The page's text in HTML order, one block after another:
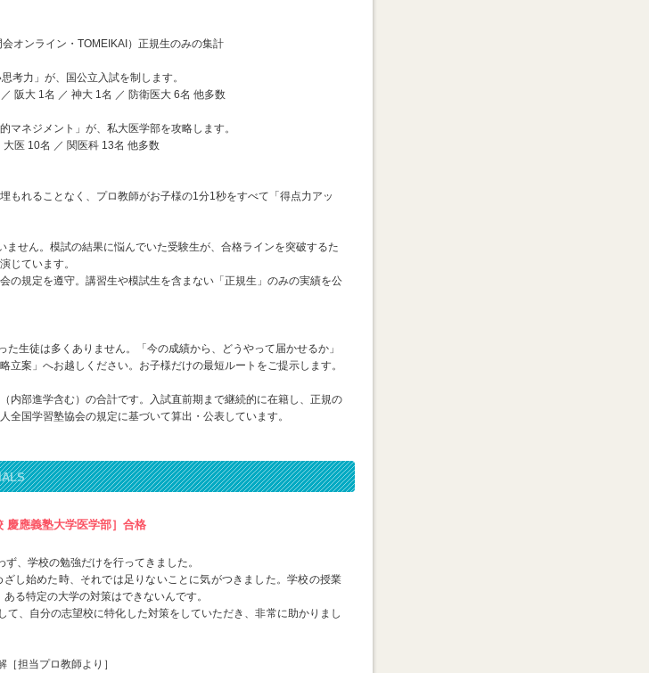
オンライン・TOMEIKAI）正規生のみの集計
考力」が、国公立入試を制します。
阪大 1名 ／ 神大 1名 ／ 防衛医大 6名 他多数
マネジメント」が、私大医学部を攻略します。
医 10名 ／ 関医科 13名 他多数
もれることなく、プロ教師がお子様の1分1秒をすべて「得点力アッ
せん。模試の結果に悩んでいた受験生が、合格ラインを突破するた
じています。
の規定を遵守。講習生や模試生を含まない「正規生」のみの実績を公
生徒は多くありません。「今の成績から、どうやって届かせるか」
立案」へお越しください。お子様だけの最短ルートをご提示します。
内部進学含む）の合計です。入試直前期まで継続的に在籍し、正規の
全国学習塾協会の規定に基づいて算出・公表しています。
慶應義塾大学医学部］合格
、学校の勉強だけを行ってきました。
し始めた時、それでは足りないことに気がつきました。学校の授業
る特定の大学の対策はできないんです。
、自分の志望校に特化した対策をしていただき、非常に助かりまし
［担当プロ教師より］